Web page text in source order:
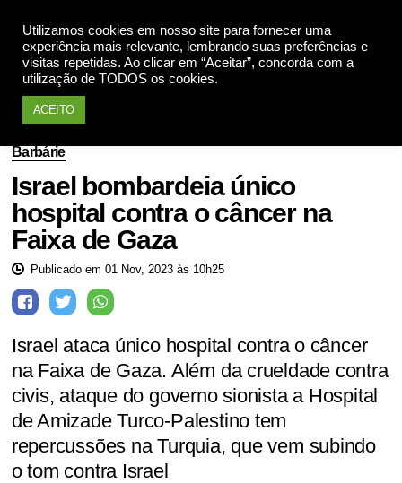
Utilizamos cookies em nosso site para fornecer uma
experiência mais relevante, lembrando suas preferências e
visitas repetidas. Ao clicar em “Aceitar”, concorda com a
utilização de TODOS os cookies.
ACEITO
Barbárie
Israel bombardeia único
hospital contra o câncer na
Faixa de Gaza
Publicado em 01 Nov, 2023 às 10h25
Israel ataca único hospital contra o câncer
na Faixa de Gaza. Além da crueldade contra
civis, ataque do governo sionista a Hospital
de Amizade Turco-Palestino tem
repercussões na Turquia, que vem subindo
o tom contra Israel